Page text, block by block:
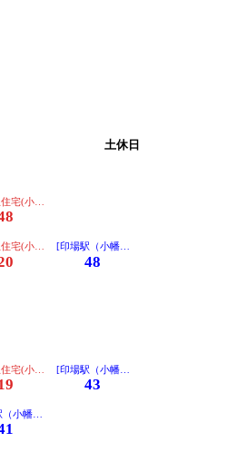
土休日
プ）ゆき]
宅(小幡経由ノンステップ)ゆき]
ップ）ゆき]
宅(小幡経由ノンステップ)ゆき]
[印場駅（小幡経由ノンステップ）ゆ
48
テップ)ゆき]
テップ)ゆき]
ップ）ゆき]
宅(小幡経由ノンステップ)ゆき]
[印場駅（小幡経由ノンステップ）ゆ
43
テップ)ゆき]
小幡経由ノンステップ）ゆき]